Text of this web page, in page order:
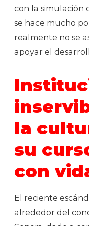
con la simulación
se hace mucho
realmente no se
apoyar el
la
su
con
El reciente
alrededor del